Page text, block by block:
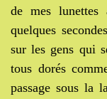
de mes lunettes
quelques
sur les gens qui
tous dorés
passage sous la